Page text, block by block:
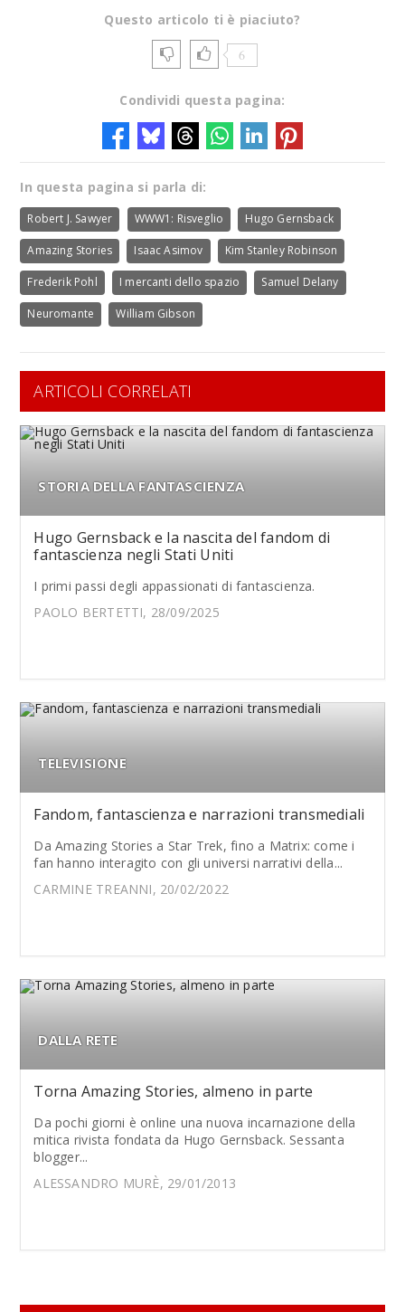
Questo articolo ti è piaciuto?
6
Condividi questa pagina:
In questa pagina si parla di:
Robert J. Sawyer WWW1: Risveglio Hugo Gernsback
Amazing Stories Isaac Asimov Kim Stanley Robinson
Frederik Pohl I mercanti dello spazio Samuel Delany
Neuromante William Gibson
ARTICOLI CORRELATI
STORIA DELLA FANTASCIENZA
Hugo Gernsback e la nascita del fandom di
fantascienza negli Stati Uniti
I primi passi degli appassionati di fantascienza.
PAOLO BERTETTI, 28/09/2025
TELEVISIONE
Fandom, fantascienza e narrazioni transmediali
Da Amazing Stories a Star Trek, fino a Matrix: come i
fan hanno interagito con gli universi narrativi della...
CARMINE TREANNI, 20/02/2022
DALLA RETE
Torna Amazing Stories, almeno in parte
Da pochi giorni è online una nuova incarnazione della
mitica rivista fondata da Hugo Gernsback. Sessanta
blogger...
ALESSANDRO MURÈ, 29/01/2013